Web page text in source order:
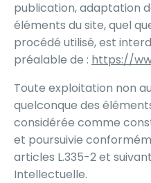
publication, adaptation
éléments du site, quel
procédé utilisé, est
préalable de : https://
Toute exploitation non
quelconque des
considérée comme
et poursuivie
articles L.335-2 et
Intellectuelle.